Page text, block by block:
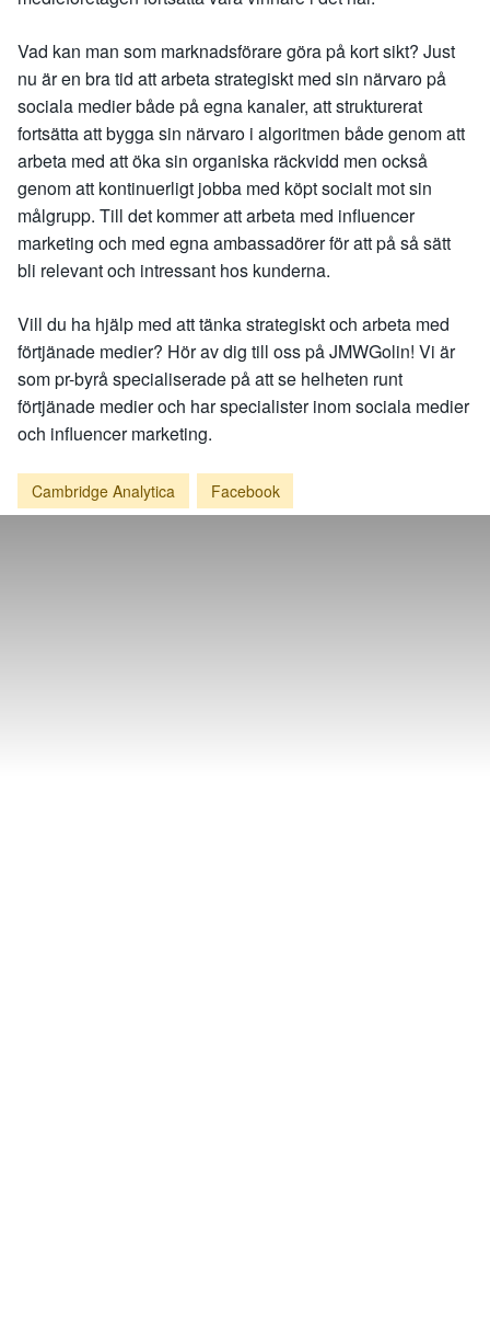
Vad kan man som marknadsförare göra på kort sikt? Just
nu är en bra tid att arbeta strategiskt med sin närvaro på
sociala medier både på egna kanaler, att strukturerat
fortsätta att bygga sin närvaro i algoritmen både genom att
arbeta med att öka sin organiska räckvidd men också
genom att kontinuerligt jobba med köpt socialt mot sin
målgrupp. Till det kommer att arbeta med influencer
marketing och med egna ambassadörer för att på så sätt
bli relevant och intressant hos kunderna.
Vill du ha hjälp med att tänka strategiskt och arbeta med
förtjänade medier? Hör av dig till oss på JMWGolin! Vi är
som pr-byrå specialiserade på att se helheten runt
förtjänade medier och har specialister inom sociala medier
och influencer marketing.
Cambridge Analytica Facebook